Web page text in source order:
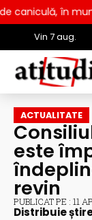
Vin 7 aug.
Pitești!
ACTUALITATE
este
revin
PUBLICAT PE : 11
Distribuie